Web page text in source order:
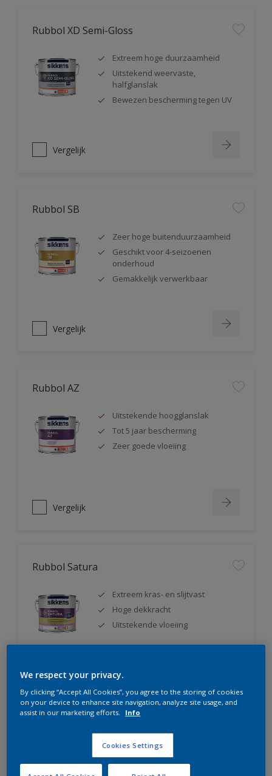
Rubbol XD Semi-Gloss
Extreem hoge duurzaamheid
Uitstekend weervaste,
halfglanslak
Bewezen bescherming tegen UV
Vergelijk
Rubbol SB
Zeer hoge buitenduurzaamheid
Geschikt voor 4-seizoenen
onderhoud
Gemakkelijk verwerkbaar
Vergelijk
Rubbol AZ
Uitstekende hoogglanslak
Tot 5 jaar bescherming
Zeer goede vloeiing
Vergelijk
Rubbol Satura
Extreem kras- en slijtvast
Hoge dekkracht
Uitstekende vloeiing
Rubbol BL Rezisto Satin
Extreem kras- en slijtvast
We respect your privacy.
By clicking “Accept All Cookies”, you agree to the storing of cookies
on your device to enhance site navigation, analyze site usage, and
assist in our marketing efforts.
Info
Cookies Settings